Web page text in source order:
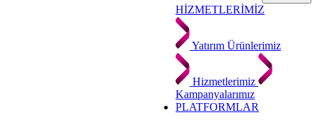
HİZMETLERİMİZ
Yatırım Ürünlerimiz
Hizmetlerimiz
Kampanyalarımız
PLATFORMLAR